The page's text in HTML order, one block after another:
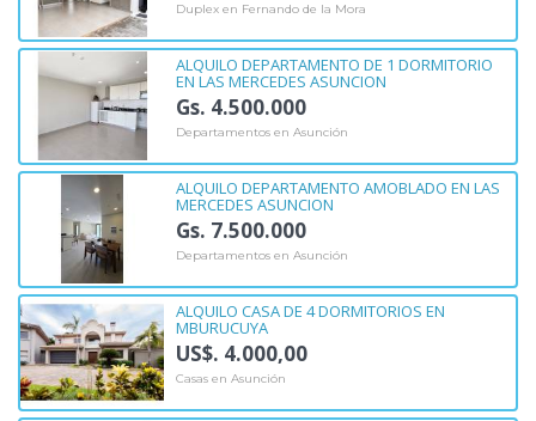
Duplex en Fernando de la Mora
ALQUILO DEPARTAMENTO DE 1 DORMITORIO
EN LAS MERCEDES ASUNCION
Gs. 4.500.000
Departamentos en Asunción
ALQUILO DEPARTAMENTO AMOBLADO EN LAS
MERCEDES ASUNCION
Gs. 7.500.000
Departamentos en Asunción
ALQUILO CASA DE 4 DORMITORIOS EN
MBURUCUYA
US$. 4.000,00
Casas en Asunción